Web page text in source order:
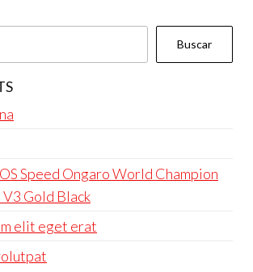
Buscar
Speed Ongaro World Champion
Gold Black
elit eget erat